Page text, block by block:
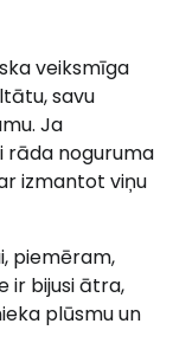
veiksmīga
savu
Ja
rāda noguruma
izmantot viņu
piemēram,
ir bijusi ātra,
plūsmu un